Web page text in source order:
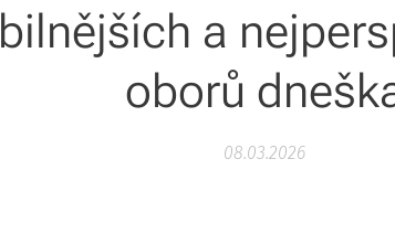
a
oborů
08.03.2026